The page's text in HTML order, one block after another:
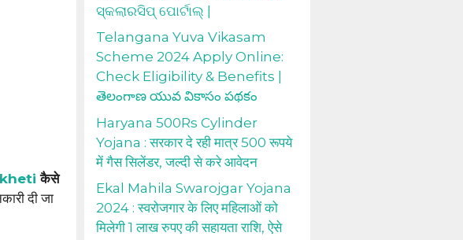
कैसे
दी जा
ସ୍କଲାରସିପ୍ ପୋର୍ଟାଲ୍ |
Telangana Yuva Vikasam
Scheme 2024 Apply Online:
Check Eligibility & Benefits |
తెలంగాణ యువ వికాసం పథకం
Haryana 500Rs Cylinder
Yojana : सरकार दे रही मात्र 500 रूपये
में गैस सिलेंडर, जल्दी से करे आवेदन
Ekal Mahila Swarojgar Yojana
2024 : स्वरोजगार के लिए महिलाओं को
मिलेगी 1 लाख रुपए की सहायता राशि, ऐसे